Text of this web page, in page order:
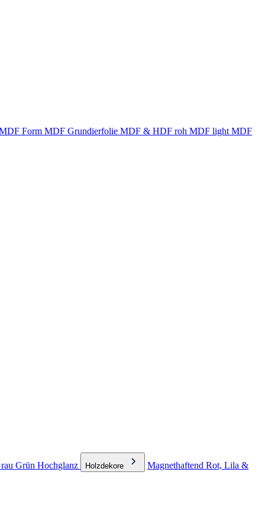
Form MDF Grundierfolie MDF & HDF roh MDF light MDF
Grün Hochglanz Holzdekore Magnethaftend Rot, Lila &